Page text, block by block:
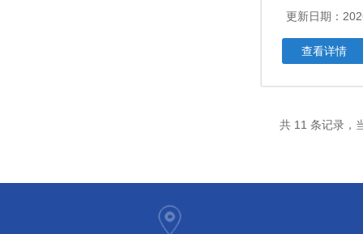
更新日期：
查看详情
共 11 条记录